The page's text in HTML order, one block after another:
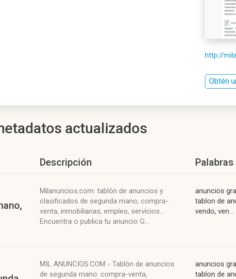
http://
Obtén
actualizados
Descripción Palabras
Milanuncios.com: tablón de anuncios y
clasificados de segunda mano, compra-
venta, inmobiliarias, empleo, servicios...
Encuentra o publica tu anuncio G...
anuncios
tablon de
vendo, ven...
MIL ANUNCIOS.COM - Tablón de anuncios
de segunda mano: compra-venta,
anuncios
tablon de